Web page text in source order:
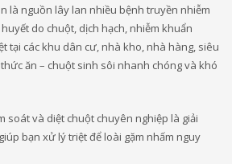
là nguồn lây lan nhiều bệnh truyền nhiễm
do chuột, dịch hạch, nhiễm khuẩn
tại các khu dân cư, nhà kho, nhà hàng, siêu
ăn – chuột sinh sôi nhanh chóng và khó
soát và diệt chuột chuyên nghiệp là giải
bạn xử lý triệt để loài gặm nhấm nguy